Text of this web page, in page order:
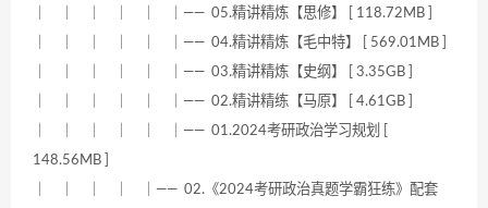
｜ ｜ ｜ ｜ ｜ ｜—— 05.精讲精炼【思修】 [ 118.72MB ]
｜ ｜ ｜ ｜ ｜ ｜—— 04.精讲精炼【毛中特】 [ 569.01MB ]
｜ ｜ ｜ ｜ ｜ ｜—— 03.精讲精炼【史纲】 [ 3.35GB ]
｜ ｜ ｜ ｜ ｜ ｜—— 02.精讲精练【马原】 [ 4.61GB ]
｜ ｜ ｜ ｜ ｜ ｜—— 01.2024考研政治学习规划 [
148.56MB ]
｜ ｜ ｜ ｜ ｜—— 02.《2024考研政治真题学霸狂练》配套